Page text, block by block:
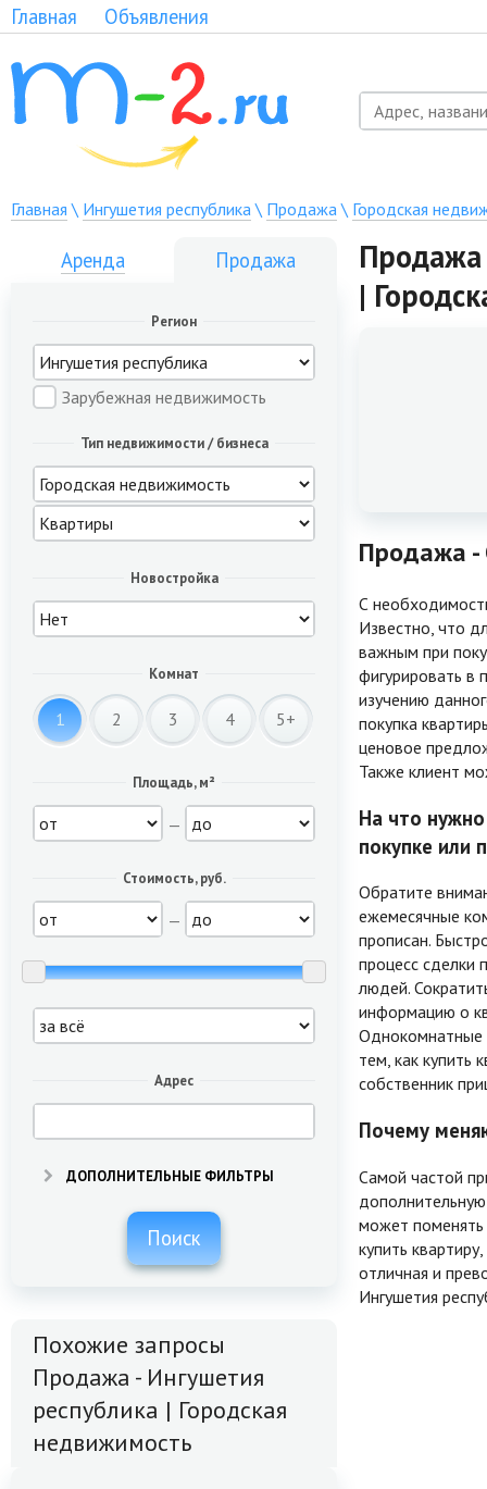
Главная Объявления
Главная \ Ингушетия республика\ Продажа\ Городская
Аренда Продажа
Регион
Зарубежная недвижимость
Тип недвижимости / бизнеса
Новостройка
Комнат
1 2 3 4 5+
Площадь, м²
—
Стоимость, руб.
—
Адрес
ДОПОЛНИТЕЛЬНЫЕ ФИЛЬТРЫ
Поиск
Похожие запросы
Продажа - Ингушетия
республика | Городская
недвижимость
|
Продажа -
С
Известно, что
важным при
фигурировать в
изучению
покупка
ценовое
Также клиент
На что
покупке или
Обратите
ежемесячные
прописан.
процесс сделки
людей.
информацию о
Однокомнатные
тем, как купить
собственник
Почему
Самой частой
может поменять
купить
отличная и
Ингушетия